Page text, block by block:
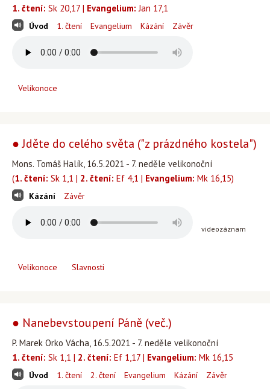
1. čtení: Sk 20,17 | Evangelium: Jan 17,1
Úvod 1. čtení Evangelium Kázání Závěr
Velikonoce
● Jděte do celého světa ("z prázdného kostela")
Mons. Tomáš Halík, 16.5.2021 - 7. neděle velikonoční
(1. čtení: Sk 1,1 | 2. čtení: Ef 4,1 | Evangelium: Mk 16,15)
Kázání Závěr
videozáznam
Velikonoce Slavnosti
● Nanebevstoupení Páně (več.)
P. Marek Orko Vácha, 16.5.2021 - 7. neděle velikonoční
1. čtení: Sk 1,1 | 2. čtení: Ef 1,17 | Evangelium: Mk 16,15
Úvod 1. čtení 2. čtení Evangelium Kázání Závěr